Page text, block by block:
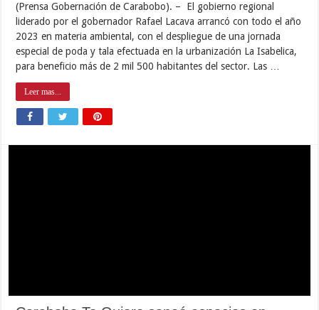
(Prensa Gobernación de Carabobo). – El gobierno regional
liderado por el gobernador Rafael Lacava arrancó con todo el año
2023 en materia ambiental, con el despliegue de una jornada
especial de poda y tala efectuada en la urbanización La Isabelica,
para beneficio más de 2 mil 500 habitantes del sector. Las …
Leer mas...